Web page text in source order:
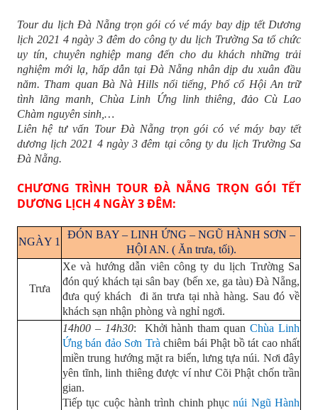
Tour du lịch Đà Nẵng trọn gói có vé máy bay dịp tết Dương
lịch 2021 4 ngày 3 đêm do công ty du lịch Trường Sa tổ chức
uy tín, chuyên nghiệp mang đến cho du khách những trải
nghiệm mới lạ, hấp dẫn tại Đà Nẵng nhân dịp du xuân đầu
năm. Tham quan Bà Nà Hills nổi tiếng, Phố cổ Hội An trữ
tình lãng manh, Chùa Linh Ứng linh thiêng, đảo Cù Lao
Chàm nguyên sinh,…
Liên hệ tư vấn Tour Đà Nẵng trọn gói có vé máy bay tết
dương lịch 2021 4 ngày 3 đêm tại công ty du lịch Trường Sa
Đà Nẵng.
CHƯƠNG TRÌNH TOUR ĐÀ NẴNG TRỌN GÓI TẾT
DƯƠNG LỊCH 4 NGÀY 3 ĐÊM:
NGÀY 1
ĐÓN BAY – LINH ỨNG – NGŨ HÀNH SƠN –
HỘI AN. ( Ăn trưa, tối).
Trưa
Xe và hướng dẫn viên công ty du lịch Trường Sa
đón quý khách tại sân bay (bến xe, ga tàu) Đà Nẵng,
đưa quý khách đi ăn trưa tại nhà hàng. Sau đó về
khách sạn nhận phòng và nghỉ ngơi.
14h00 – 14h30: Khởi hành tham quanChùa Linh
Ứng bán đảo Sơn Trà chiêm bái Phật bồ tát cao nhất
miền trung hướng mặt ra biển, lưng tựa núi. Nơi đây
yên tĩnh, linh thiêng được ví như Cõi Phật chốn trần
gian.
Tiếp tục cuộc hành trình chinh phụcnúi Ngũ Hành